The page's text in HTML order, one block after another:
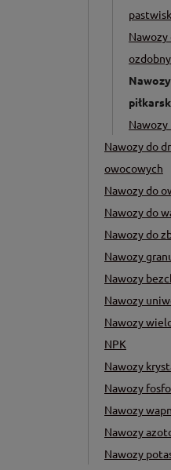
Nawozy do
owocowych
Nawozy do
Nawozy do
Nawozy do
Nawozy
Nawozy
Nawozy
Nawozy
NPK
Nawozy
Nawozy
Nawozy
Nawozy
Nawozy